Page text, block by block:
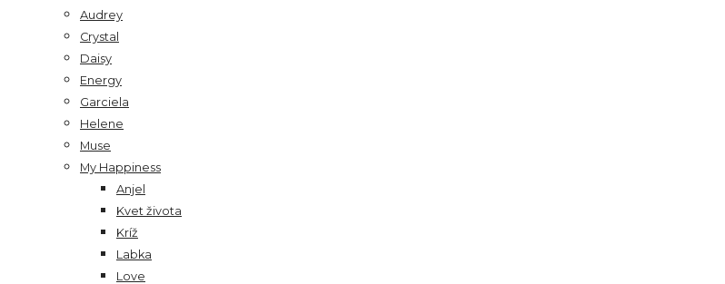
Audrey
Crystal
Daisy
Energy
Garciela
Helene
Muse
My Happiness
Anjel
Kvet života
Kríž
Labka
Love